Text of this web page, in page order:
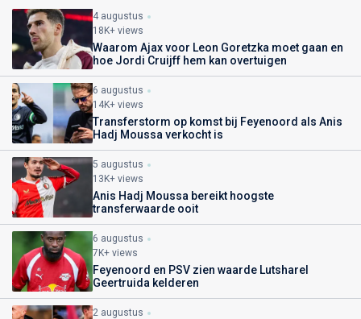
4 augustus
18K+ views
Waarom Ajax voor Leon Goretzka moet gaan en
hoe Jordi Cruijff hem kan overtuigen
6 augustus
14K+ views
Transferstorm op komst bij Feyenoord als Anis
Hadj Moussa verkocht is
5 augustus
13K+ views
Anis Hadj Moussa bereikt hoogste
transferwaarde ooit
6 augustus
7K+ views
Feyenoord en PSV zien waarde Lutsharel
Geertruida kelderen
2 augustus